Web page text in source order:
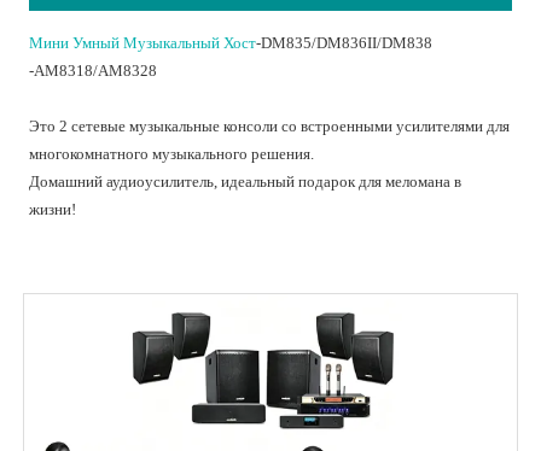
Мини Умный Музыкальный Хост-DM835/DM836II/DM838
-AM8318/AM8328
Это 2 сетевые музыкальные консоли со встроенными усилителями для
многокомнатного музыкального решения.
Домашний аудиоусилитель, идеальный подарок для меломана в
жизни!